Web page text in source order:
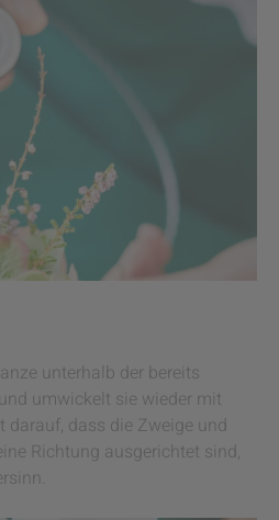
unterhalb der bereits
umwickelt sie wieder mit
darauf, dass die Zweige und
Richtung ausgerichtet sind,